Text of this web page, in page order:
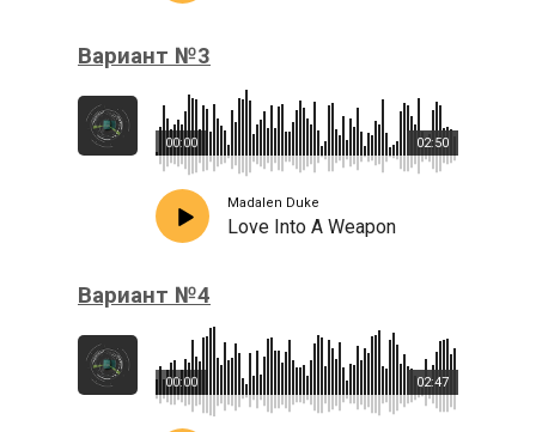
Вариант №3
02:50
00:00
Madalen Duke
Love Into A Weapon
Вариант №4
02:47
00:00